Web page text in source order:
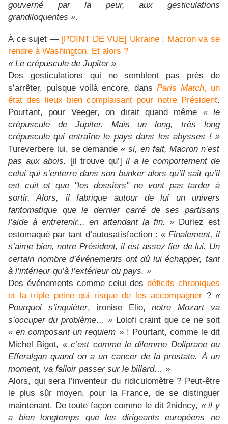
gouverné par la peur, aux gesticulations
grandiloquentes ».
À ce sujet — [POINT DE VUE] Ukraine : Macron va se
rendre à Washington. Et alors ?
« Le crépuscule de Jupiter »
Des gesticulations qui ne semblent pas près de
s’arrêter, puisque voilà encore, dans Paris Match, un
état des lieux bien complaisant pour notre Président.
Pourtant, pour Veeger, on dirait quand même « le
crépuscule de Jupiter. Mais un long, très long
crépuscule qui entraîne le pays dans les abysses ! »
Tureverbere lui, se demande« si, en fait, Macron n’est
pas aux abois. [il trouve qu’] il a le comportement de
celui qui s’enterre dans son bunker alors qu’il sait qu’il
est cuit et que "les dossiers" ne vont pas tarder à
sortir. Alors, il fabrique autour de lui un univers
fantomatique que le dernier carré de ses partisans
l’aide à entretenir... en attendant la fin. » Duriez est
estomaqué par tant d’autosatisfaction : « Finalement, il
s’aime bien, notre Président, il est assez fier de lui. Un
certain nombre d’événements ont dû lui échapper, tant
à l’intérieur qu’à l’extérieur du pays. »
Des événements comme celui des déficits chroniques
et la triple peine qui risque de les accompagner ? «
Pourquoi s’inquiéter, ironise Elio,notre Mozart va
s’occuper du problème… » Lolofi craint que ce ne soit
« en composant un requiem »! Pourtant, comme le dit
Michel Bigot, « c’est comme le dilemme Doliprane ou
Efferalgan quand on a un cancer de la prostate. À un
moment, va falloir passer sur le billard… »
Alors, qui sera l’inventeur du ridiculomètre ? Peut-être
le plus sûr moyen, pour la France, de se distinguer
maintenant. De toute façon comme le dit 2nidncy, « il y
a bien longtemps que les dirigeants européens ne